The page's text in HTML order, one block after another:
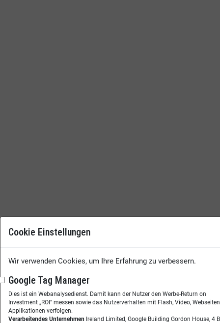
Cookie Einstellungen
Wir verwenden Cookies, um Ihre Erfahrung zu verbessern.
Google Tag Manager
Dies ist ein Webanalysedienst. Damit kann der Nutzer den Werbe-Return on
Investment „ROI“ messen sowie das Nutzerverhalten mit Flash, Video,
Applikationen verfolgen.
Verarbeitendes Unternehmen Ireland Limited, Google Building Gordon House, 4